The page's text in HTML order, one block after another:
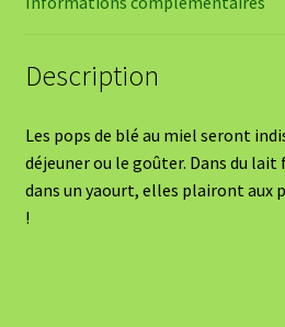
Description
Les pops de blé au miel seront
déjeuner ou le goûter. Dans du lait
dans un yaourt, elles plairont aux
!